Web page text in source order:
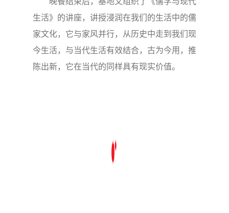
生活》的讲座，讲授浸润在我们的生活中的儒
家文化，它与家风并行，从历史中走到我们现
今生活，与当代生活有效结合，古为今用，推
陈出新，它在当代的同样具有现实价值。